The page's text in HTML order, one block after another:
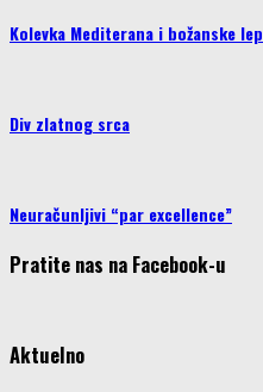
Kolevka Mediterana i božanske
Div zlatnog srca
Neuračunljivi “par excellence”
Pratite nas na Facebook-u
Aktuelno